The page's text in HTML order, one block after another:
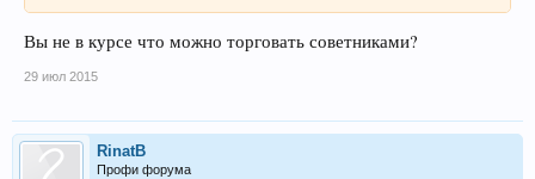
Вы не в курсе что можно торговать советниками?
29 июл 2015
RinatB
Профи форума